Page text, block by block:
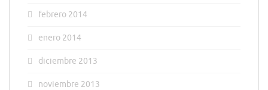
febrero 2014
enero 2014
diciembre 2013
noviembre 2013